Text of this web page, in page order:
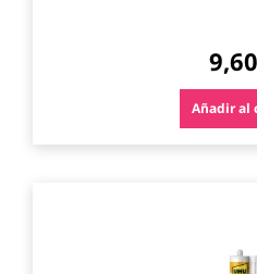
Añadir al